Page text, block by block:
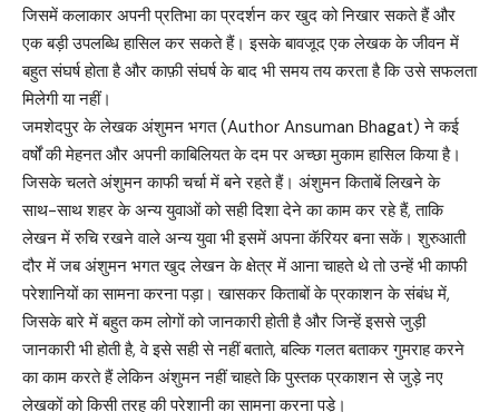
जिसमें कलाकार अपनी प्रतिभा का प्रदर्शन कर खुद को निखार सकते हैं और
एक बड़ी उपलब्धि हासिल कर सकते हैं। इसके बावजूद एक लेखक के जीवन में
बहुत संघर्ष होता है और काफ़ी संघर्ष के बाद भी समय तय करता है कि उसे सफलता
मिलेगी या नहीं।
जमशेदपुर के लेखक अंशुमन भगत (Author Ansuman Bhagat) ने कई
वर्षों की मेहनत और अपनी काबिलियत के दम पर अच्छा मुकाम हासिल किया है।
जिसके चलते अंशुमन काफी चर्चा में बने रहते हैं। अंशुमन किताबें लिखने के
साथ-साथ शहर के अन्य युवाओं को सही दिशा देने का काम कर रहे हैं, ताकि
लेखन में रुचि रखने वाले अन्य युवा भी इसमें अपना कॅरियर बना सकें। शुरुआती
दौर में जब अंशुमन भगत खुद लेखन के क्षेत्र में आना चाहते थे तो उन्हें भी काफी
परेशानियों का सामना करना पड़ा। खासकर किताबों के प्रकाशन के संबंध में,
जिसके बारे में बहुत कम लोगों को जानकारी होती है और जिन्हें इससे जुड़ी
जानकारी भी होती है, वे इसे सही से नहीं बताते, बल्कि गलत बताकर गुमराह करने
का काम करते हैं लेकिन अंशुमन नहीं चाहते कि पुस्तक प्रकाशन से जुड़े नए
लेखकों को किसी तरह की परेशानी का सामना करना पड़े।